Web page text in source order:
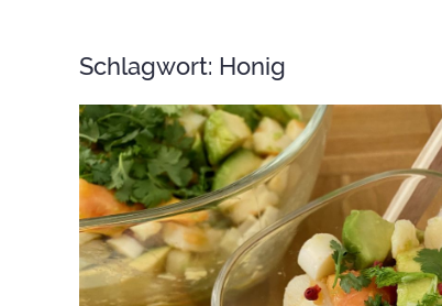
Schlagwort: Honig